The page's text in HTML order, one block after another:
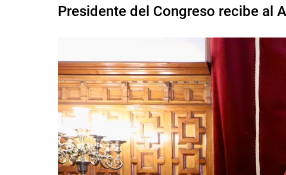
Presidente del Congreso recibe al